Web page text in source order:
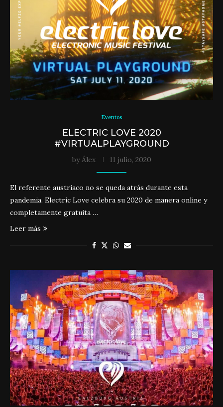
Eventos
ELECTRIC LOVE 2020
#VIRTUALPLAYGROUND
byÁlex 11 julio, 2020
El referente austriaco no se queda atrás durante esta
pandemia. Electric Love celebra su 2020 de manera online y
completamente gratuita …
Leer más